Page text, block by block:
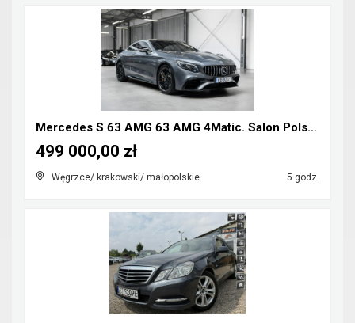
Mercedes S 63 AMG 63 AMG 4Matic. Salon Polska. Lif...
Węgrzce/ krakowski/ małopolskie 5 godz.
499 000,00 zł